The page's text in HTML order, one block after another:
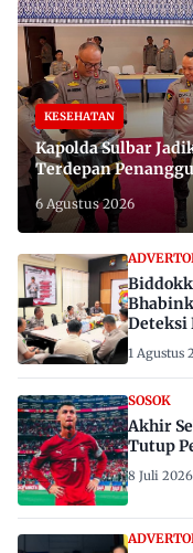
KESEHATAN
Kapolda Sulbar
Terdepan
di 650 Desa
6 Agustus 2026
Deteksi
1 Agustus
SOSOK
Akhir
Tutup
8 Juli 2026